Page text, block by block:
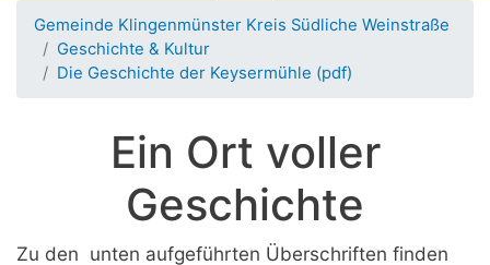
Gemeinde Klingenmünster Kreis Südliche Weinstraße
Geschichte & Kultur
Die Geschichte der Keysermühle (pdf)
Ein Ort voller
Geschichte
Zu den unten aufgeführten Überschriften finden